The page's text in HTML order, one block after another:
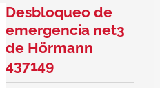
Desbloqueo de
emergencia net3
de Hörmann
437149